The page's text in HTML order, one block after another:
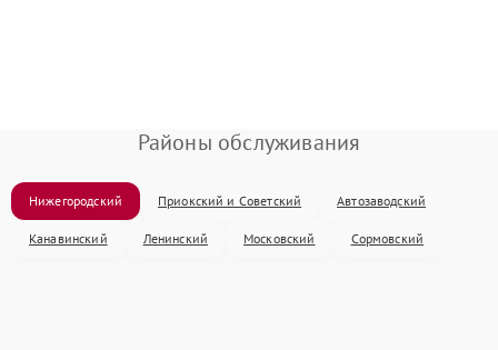
Районы обслуживания
Нижегородский Приокский и Советский Автозаводский
Канавинский Ленинский Московский Сормовский